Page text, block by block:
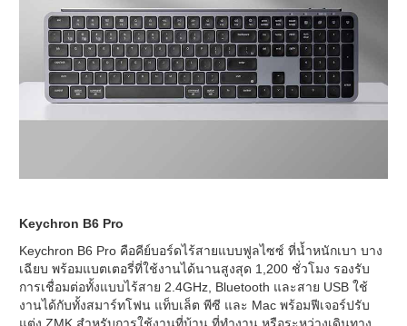
Keychron B6 Pro
Keychron B6 Pro คือคีย์บอร์ดไร้สายแบบฟูลไซซ์ ที่น้ำหนักเบา บาง
เฉียบ พร้อมแบตเตอรี่ที่ใช้งานได้นานสูงสุด 1,200 ชั่วโมง รองรับ
การเชื่อมต่อทั้งแบบไร้สาย 2.4GHz, Bluetooth และสาย USB ใช้
งานได้กับทั้งสมาร์ทโฟน แท็บเล็ต พีซี และ Mac พร้อมฟีเจอร์ปรับ
แต่ง ZMK สำหรับการใช้งานที่บ้าน ที่ทำงาน หรือระหว่างเดินทาง